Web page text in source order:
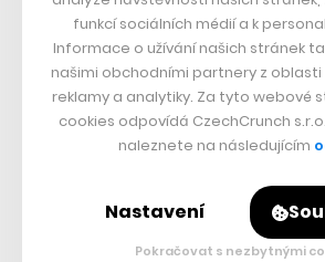
na 100 procent jsem studoval, ještě
dodělával matfyz na jiné škole a k
dne v týdnu programoval v jedné
firmě, takže jsem se vůbec nenudil.
emigroval jsem s 400 německými
právě tady. Návratnost těch 200 je
solidní. A v prosinci 1991 jsme
funkcí sociálních médií a k
Informace o užívání našich stránek
našimi obchodními partnery z oblasti
reklamy a analytiky. Za tyto webové
cookies odpovídá CzechCrunch
naleznete na následujícím
Nastavení
Pokračovat s nezbytnými